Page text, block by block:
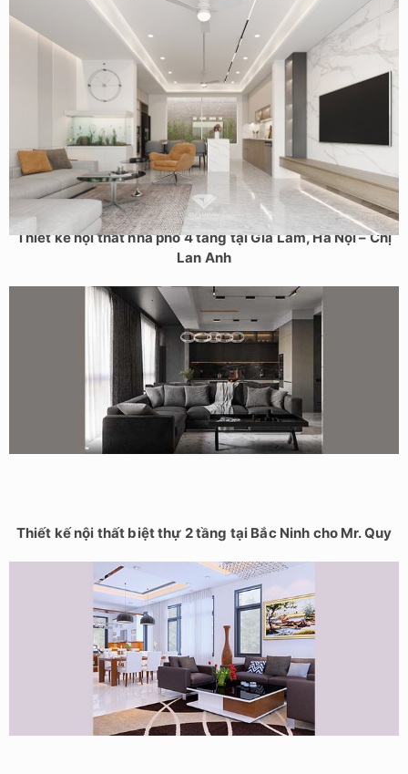
Thiết kế nội thất nhà phố 4 tầng tại Gia Lâm, Hà Nội – Chị
Lan Anh
Thiết kế nội thất biệt thự 2 tầng tại Bắc Ninh cho Mr. Quy